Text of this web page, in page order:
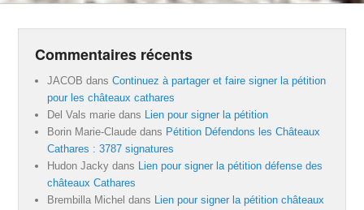
Commentaires récents
JACOB dansContinuez à partager et faire signer la pétition
pour les châteaux cathares
Del Vals marie dans Lien pour signer la pétition
Borin Marie-Claude dans Pétition Défendons les Châteaux
Cathares : 3787 signatures
Hudon Jacky dans Lien pour signer la pétition défense des
châteaux Cathares
Brembilla Michel dans Lien pour signer la pétition châteaux